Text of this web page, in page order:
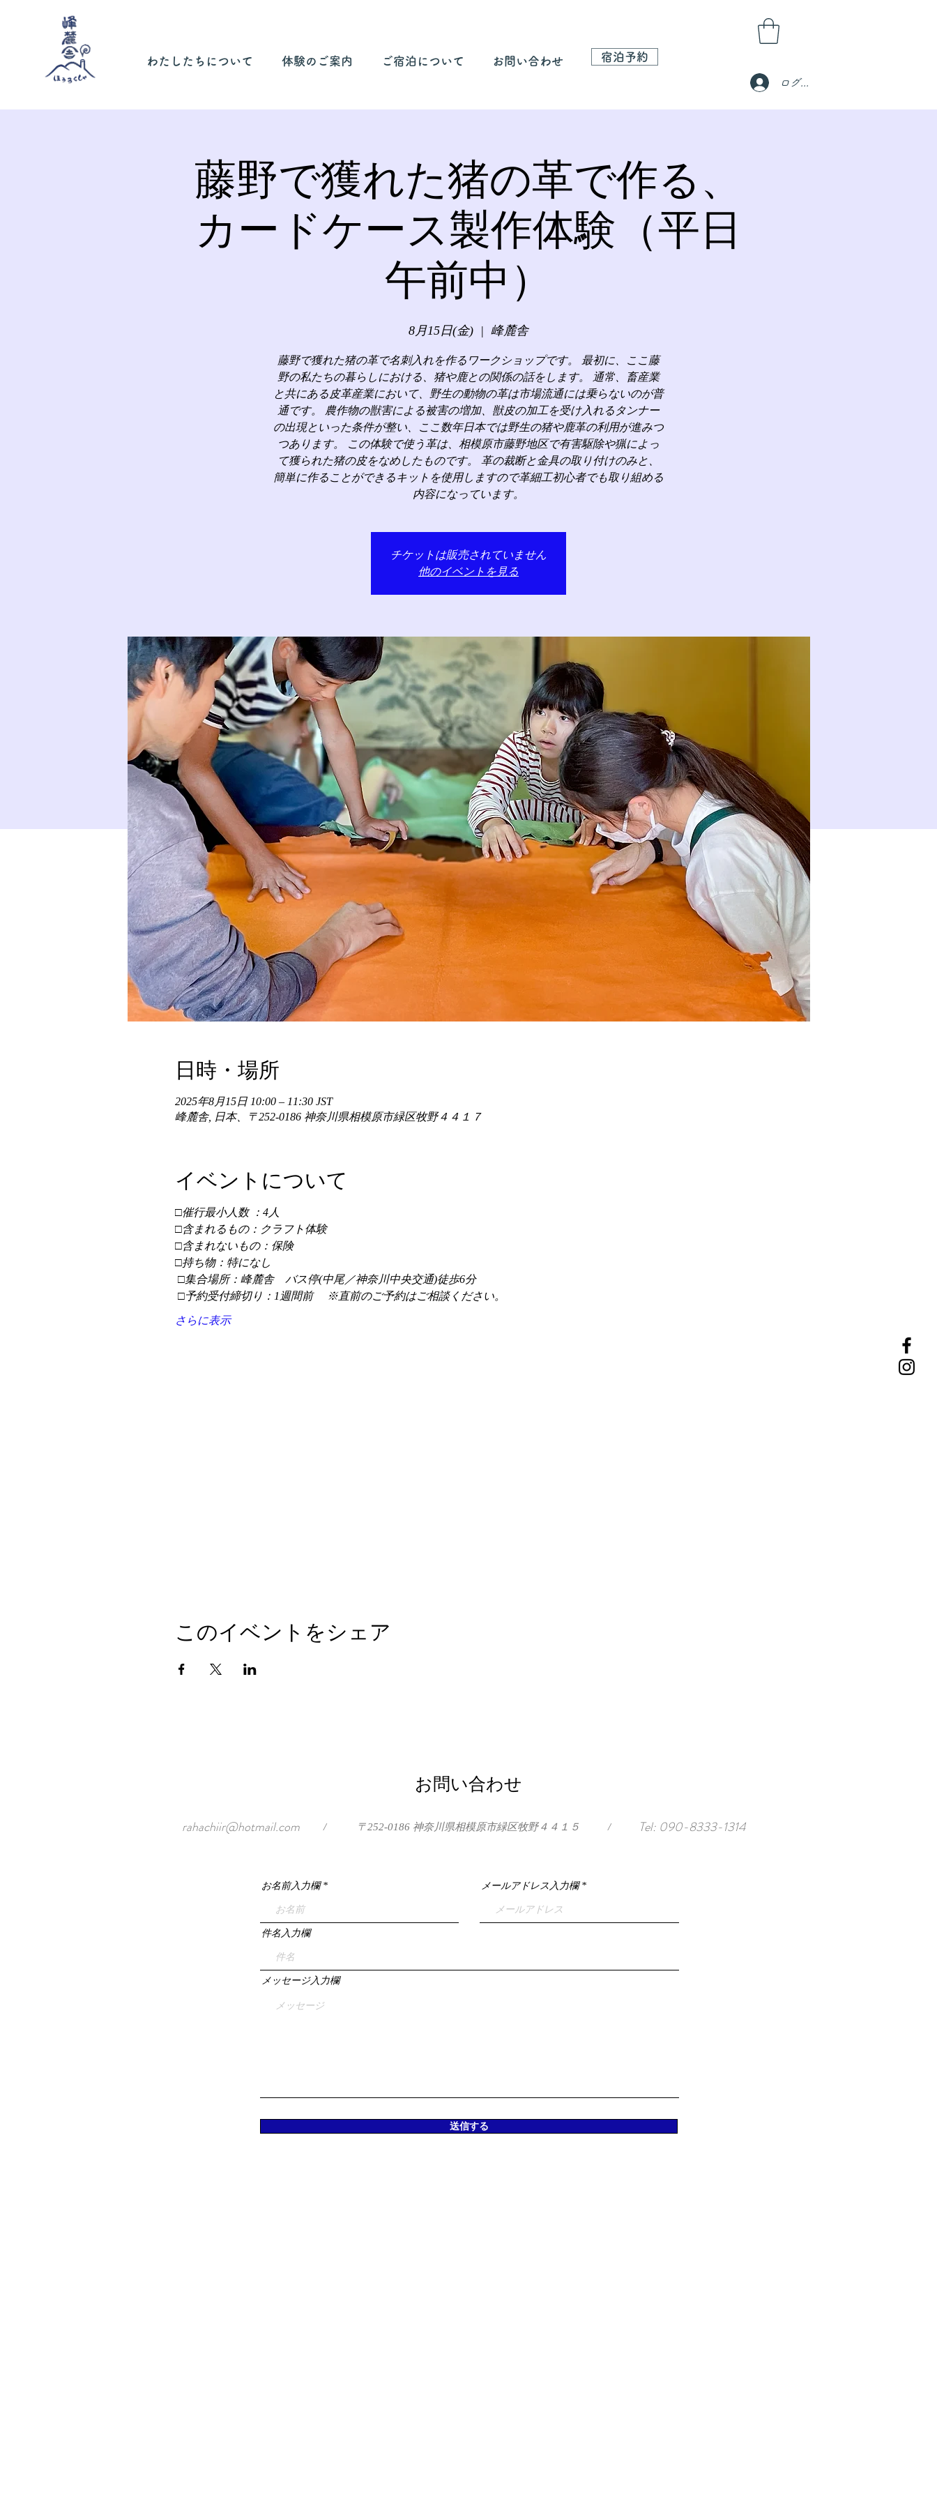
わたしたちについて 体験のご案内 ご宿泊について お問い合わせ 宿泊予約
ログイン
藤野で獲れた猪の革で作る、
カードケース製作体験（平日
午前中）
8月15日(金)
  |
峰麓舎
藤野で獲れた猪の革で名刺入れを作るワークショップです。 最初に、ここ藤
野の私たちの暮らしにおける、猪や鹿との関係の話をします。 通常、畜産業
と共にある皮革産業において、野生の動物の革は市場流通には乗らないのが普
通です。 農作物の獣害による被害の増加、獣皮の加工を受け入れるタンナー
の出現といった条件が整い、ここ数年日本では野生の猪や鹿革の利用が進みつ
つあります。 この体験で使う革は、相模原市藤野地区で有害駆除や猟によっ
て獲られた猪の皮をなめしたものです。 革の裁断と金具の取り付けのみと、
簡単に作ることができるキットを使用しますので革細工初心者でも取り組める
内容になっています。
チケットは販売されていません
他のイベントを見る
日時・場所
2025年8月15日 10:00 – 11:30 JST
峰麓舎, 日本、〒252-0186 神奈川県相模原市緑区牧野４４１７
イベントについて
□催行最小人数 ：4人
□含まれるもの：クラフト体験
□含まれないもの：保険
□持ち物：特になし
□集合場所：峰麓舎　バス停(中尾／神奈川中央交通)徒歩6分
□予約受付締切り：1週間前 　※直前のご予約はご相談ください。
さらに表示
このイベントをシェア
お問い合わせ
rahachiir@hotmail.com / 〒252-0186 神奈川県相模原市緑区牧野４４１５ / Tel: 090-8333-1314
お名前入力欄 メールアドレス入力欄
件名入力欄
メッセージ入力欄
送信する